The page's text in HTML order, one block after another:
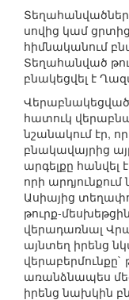
սովից կամ
հիմնականում
Տեղահանված
բնակեցվել է
Վերաբնակեցված
հատուկ
նշանակում էր,
բնակավայրից
արգելքը հանվել
որի
Ասիայից
թուրք-
վերադառնալ
այնտեղ իրենց
վերաբերմունքը`
առանձնապես մեծ
իրենց նախկին